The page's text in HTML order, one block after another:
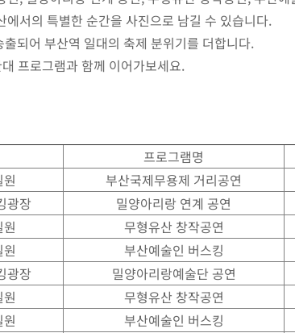
서의 특별한 순간을 사진으로 남길 수 있습니다.
되어 부산역 일대의 축제 분위기를 더합니다.
프로그램과 함께 이어가보세요.
프로그램명
부산국제무용제 거리공연
광장 밀양아리랑 연계 공연
무형유산 창작공연
부산예술인 버스킹
광장 밀양아리랑예술단 공연
무형유산 창작공연
부산예술인 버스킹